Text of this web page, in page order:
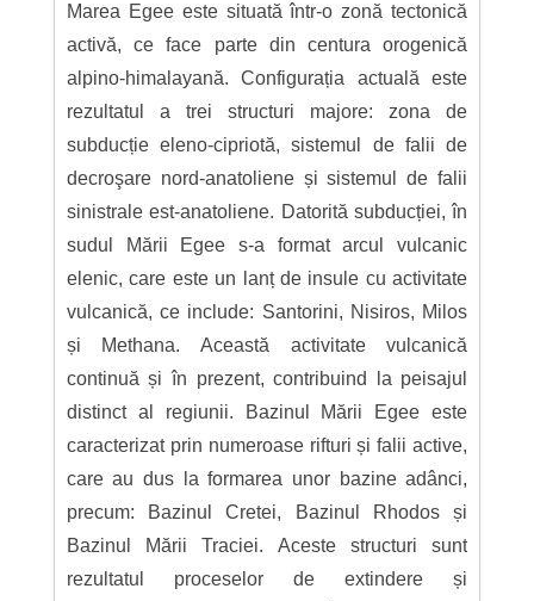
Marea Egee este situată într-o zonă tectonică
activă, ce face parte din centura orogenică
alpino-himalayană. Configurația actuală este
rezultatul a trei structuri majore: zona de
subducție eleno-cipriotă, sistemul de falii de
decroşare nord-anatoliene și sistemul de falii
sinistrale est-anatoliene. Datorită subducției, în
sudul Mării Egee s-a format arcul vulcanic
elenic, care este un lanț de insule cu activitate
vulcanică, ce include: Santorini, Nisiros, Milos
și Methana. Această activitate vulcanică
continuă și în prezent, contribuind la peisajul
distinct al regiunii. Bazinul Mării Egee este
caracterizat prin numeroase rifturi și falii active,
care au dus la formarea unor bazine adânci,
precum: Bazinul Cretei, Bazinul Rhodos și
Bazinul Mării Traciei. Aceste structuri sunt
rezultatul proceselor de extindere și